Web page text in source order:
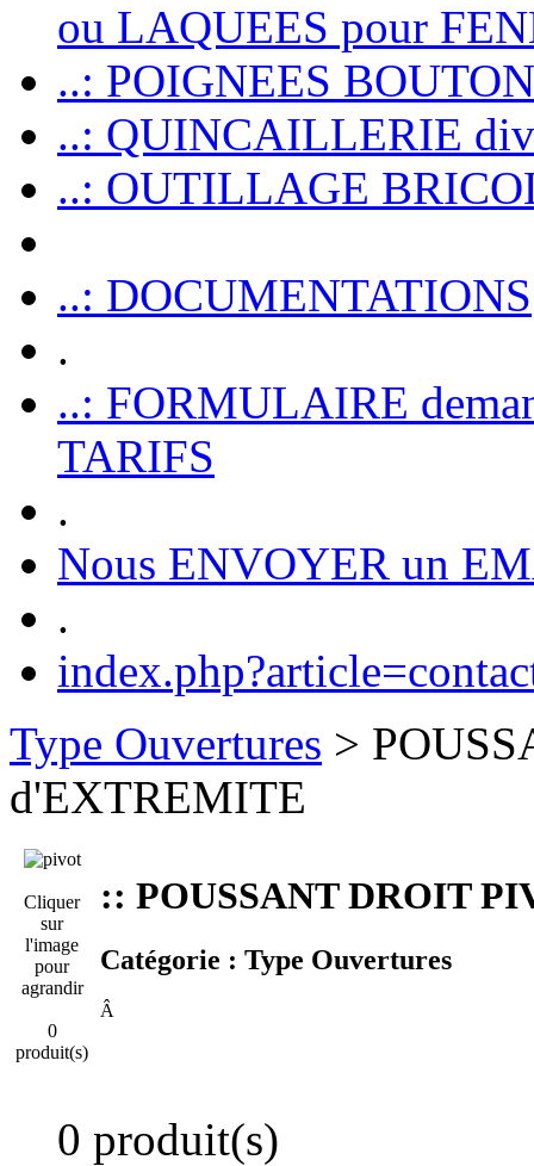
ou LAQUEES pour
..: POIGNEES
..: QUINCAILLERIE
..: OUTILLAGE
..: DOCUMENTATIONS
.
..: FORMULAIRE
TARIFS
.
Nous ENVOYER un
.
Type Ouvertures >
d'EXTREMITE
Cliquer
sur
l'image
pour
agrandir
0
produit(s)
:: POUSSANT DROIT
Catégorie : Type Ouvertures
Â
0 produit(s)